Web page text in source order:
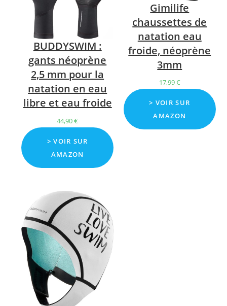
BUDDYSWIM :
gants néoprène
2,5 mm pour la
natation en eau
libre et eau froide
44,90€
> VOIR SUR
AMAZON
Gimilife
chaussettes de
natation eau
froide, néoprène
3mm
17,99€
> VOIR SUR
AMAZON